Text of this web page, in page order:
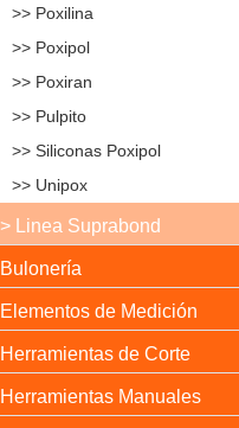
>> Poxilina
>> Poxipol
>> Poxiran
>> Pulpito
>> Siliconas Poxipol
>> Unipox
> Linea Suprabond
Bulonería
Elementos de Medición
Herramientas de Corte
Herramientas Manuales